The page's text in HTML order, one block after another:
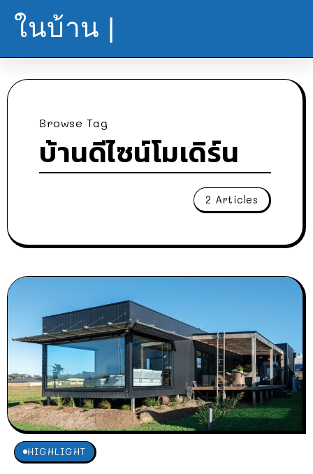
ในบ้าน |
Browse Tag
บ้านดีไซน์โมเดิร์น
2 Articles
HIGHLIGHT